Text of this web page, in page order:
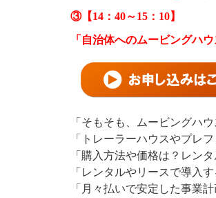
③【14：40～15：10】
「自治体へのムービングハ
「そもそも、ムービングハウ
「トレーラーハウスやプレ
「購入方法や価格は？レン
「レンタルやリースで導入
「月々払いで安定した事業